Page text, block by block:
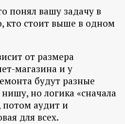
понял вашу задачу в
кто стоит выше в одном
от размера
магазина и у
будут разные
но логика «сначала
потом аудит и
для всех.